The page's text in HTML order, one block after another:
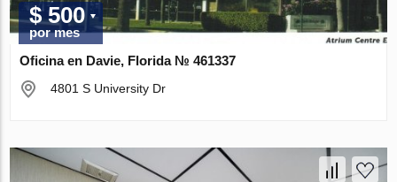
$ 500
por mes
Oficina en Davie, Florida № 461337
4801 S University Dr